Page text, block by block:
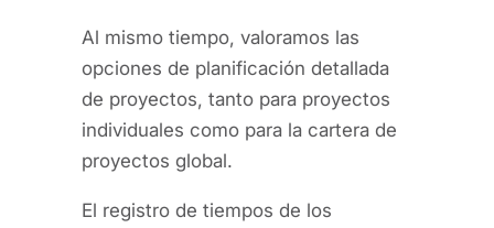
Al mismo tiempo, valoramos las
opciones de planificación detallada
de proyectos, tanto para proyectos
individuales como para la cartera de
proyectos global.
El registro de tiempos de los